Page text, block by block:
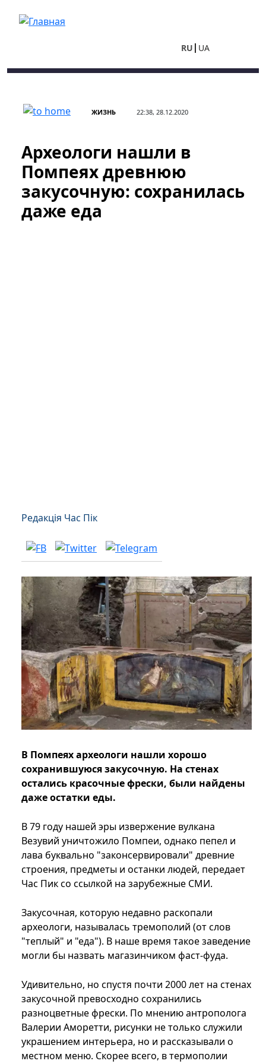
RU UA
ЖИЗНЬ 22:38, 28.12.2020
Археологи нашли в
Помпеях древнюю
закусочную: сохранилась
даже еда
Редакція Час Пік
В Помпеях археологи нашли хорошо
сохранившуюся закусочную. На стенах
остались красочные фрески, были найдены
даже остатки еды.
В 79 году нашей эры извержение вулкана
Везувий уничтожило Помпеи, однако пепел и
лава буквально "законсервировали" древние
строения, предметы и останки людей, передает
Час Пик со ссылкой на зарубежные СМИ.
Закусочная, которую недавно раскопали
археологи, называлась тремополий (от слов
"теплый" и "еда"). В наше время такое заведение
могли бы назвать магазинчиком фаст-фуда.
Удивительно, но спустя почти 2000 лет на стенах
закусочной превосходно сохранились
разноцветные фрески. По мнению антрополога
Валерии Аморетти, рисунки не только служили
украшением интерьера, но и рассказывали о
местном меню. Скорее всего, в термополии